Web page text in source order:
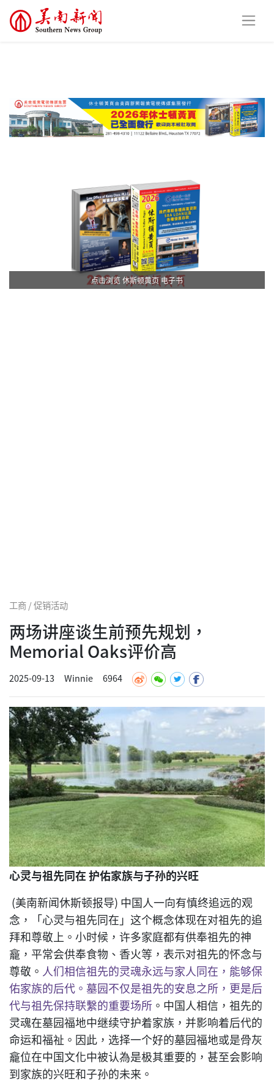
点击浏览 休斯顿黄页 电子书
工商 / 促销活动
两场讲座谈生前预先规划，
Memorial Oaks评价高
2025-09-13 Winnie 6964
心灵与祖先同在 护佑家族与子孙的兴旺
(美南新闻休斯顿报导) 中国人一向有慎终追远的观
念，「心灵与祖先同在」这个概念体现在对祖先的追
拜和尊敬上。小时候，许多家庭都有供奉祖先的神
龕，平常会供奉食物、香火等，表示对祖先的怀念与
尊敬。 人们相信祖先的灵魂永远与家人同在，能够保
佑家族的后代。墓园不仅是祖先的安息之所，更是后
代与祖先保持联繫的重要场所 。中国人相信，祖先的
灵魂在墓园福地中继续守护着家族，并影响着后代的
命运和福祉。因此，选择一个好的墓园福地或是骨灰
龕位在中国文化中被认為是极其重要的，甚至会影响
到家族的兴旺和子孙的未来。